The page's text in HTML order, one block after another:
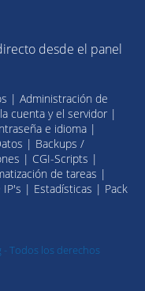
desde el panel
| Administración de
cuenta y el servidor |
e idioma |
| Backups /
| CGI-Scripts |
de tareas |
IP's | Estadísticas | Pack
Todos los derechos